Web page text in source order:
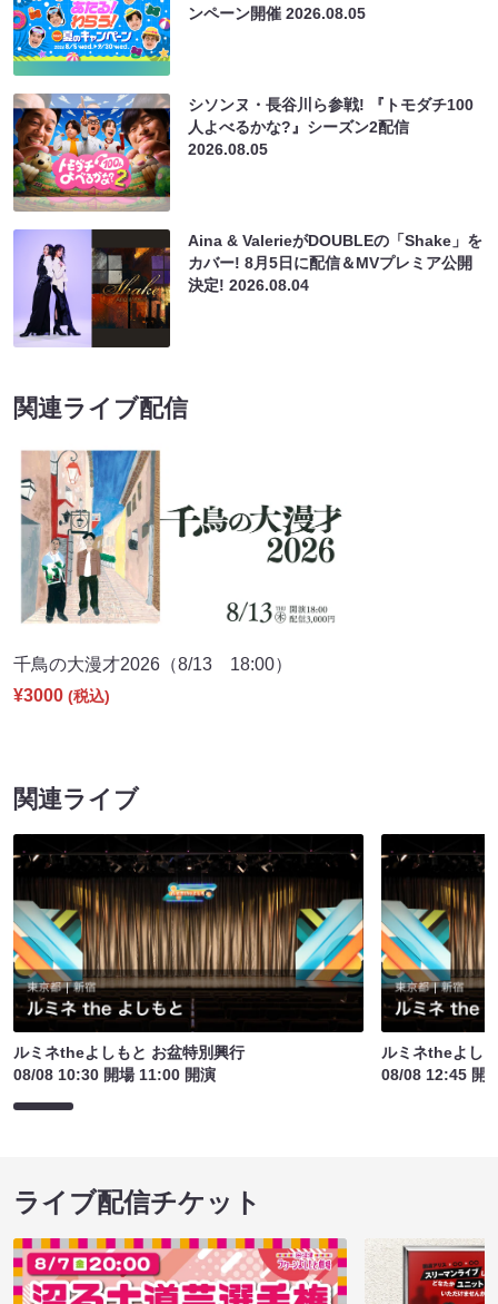
ンペーン開催2026.08.05
シソンヌ・長谷川ら参戦! 『トモダチ100
人よべるかな?』シーズン2配信
2026.08.05
Aina & ValerieがDOUBLEの「Shake」を
カバー! 8月5日に配信＆MVプレミア公開
決定!2026.08.04
関連ライブ配信
千鳥の大漫才2026（8/13 18:00）
¥3000 (税込)
関連ライブ
ルミネtheよしもと お盆特別興行
08/08 10:30 開場 11:00 開演
ルミネtheよし
08/08 12:45 開
ライブ配信チケット